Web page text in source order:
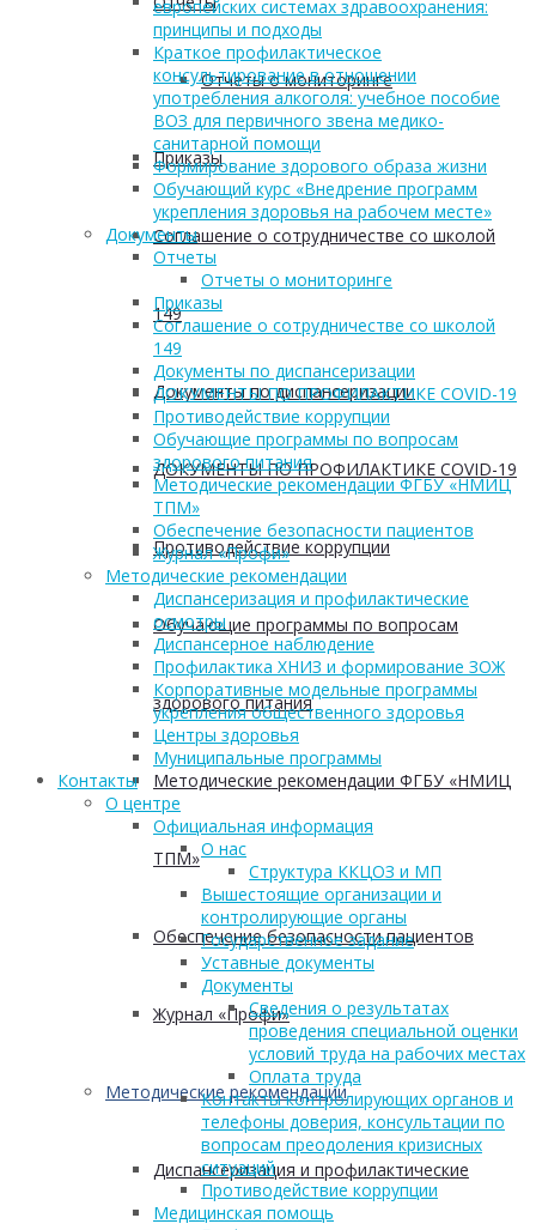
Отчеты о мониторинге
Приказы
Соглашение о сотрудничестве со школой
149
Документы по диспансеризации
ДОКУМЕНТЫ ПО ПРОФИЛАКТИКЕ COVID-19
Противодействие коррупции
Обучающие программы по вопросам
здорового питания
Методические рекомендации ФГБУ «НМИЦ
ТПМ»
Обеспечение безопасности пациентов
Журнал «Профи»
Методические рекомендации
Диспансеризация и профилактические
европейских системах здравоохранения:
принципы и подходы
Краткое профилактическое
консультирование в отношении
употребления алкоголя: учебное пособие
ВОЗ для первичного звена медико-
санитарной помощи
Формирование здорового образа жизни
Обучающий курс «Внедрение программ
укрепления здоровья на рабочем месте»
Документы
Отчеты
Отчеты о мониторинге
Приказы
Соглашение о сотрудничестве со школой
149
Документы по диспансеризации
ДОКУМЕНТЫ ПО ПРОФИЛАКТИКЕ COVID-19
Противодействие коррупции
Обучающие программы по вопросам
здорового питания
Методические рекомендации ФГБУ «НМИЦ
ТПМ»
Обеспечение безопасности пациентов
Журнал «Профи»
Методические рекомендации
Диспансеризация и профилактические
осмотры
Диспансерное наблюдение
Профилактика ХНИЗ и формирование ЗОЖ
Корпоративные модельные программы
укрепления общественного здоровья
Центры здоровья
Муниципальные программы
Контакты
О центре
Официальная информация
О нас
Структура ККЦОЗ и МП
Вышестоящие организации и
контролирующие органы
Государственное задание
Уставные документы
Документы
Сведения о результатах
проведения специальной оценки
условий труда на рабочих местах
Оплата труда
Контакты контролирующих органов и
телефоны доверия, консультации по
вопросам преодоления кризисных
ситуаций
Противодействие коррупции
Медицинская помощь